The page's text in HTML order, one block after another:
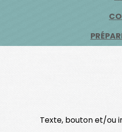
Texte, bouton et/ou